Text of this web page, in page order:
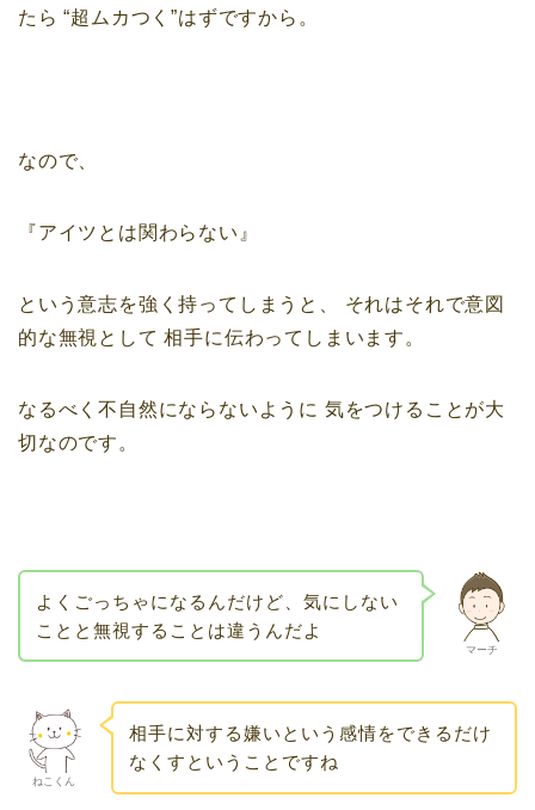
たら “超ムカつく”はずですから。
なので、
『アイツとは関わらない』
という意志を強く持ってしまうと、
それはそれで意図
的な無視として 相手に伝わってしまいます。
なるべく不自然にならないように 気をつけることが大
切なのです。
マーチ
よくごっちゃになるんだけど、気にしない
ことと無視することは違うんだよ
ねこくん
相手に対する嫌いという感情をできるだけ
なくすということですね